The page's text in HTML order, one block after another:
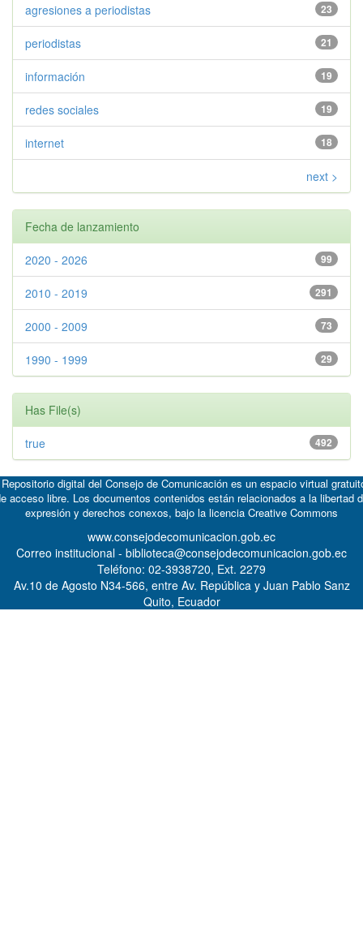
23
agresiones a periodistas
21
periodistas
19
información
19
redes sociales
18
internet
next >
Fecha de lanzamiento
99
2020 - 2026
291
2010 - 2019
73
2000 - 2009
29
1990 - 1999
Has File(s)
492
true
digital del Consejo de Comunicación es un espacio virtual
acceso libre. Los documentos contenidos están relacionados a la libertad
expresión y derechos conexos, bajo la licencia Creative Commons
www.consejodecomunicacion.gob.ec
Correo institucional - biblioteca@consejodecomunicacion.gob.ec
Teléfono: 02-3938720, Ext. 2279
Av.10 de Agosto N34-566, entre Av. República y Juan Pablo Sanz
Quito, Ecuador